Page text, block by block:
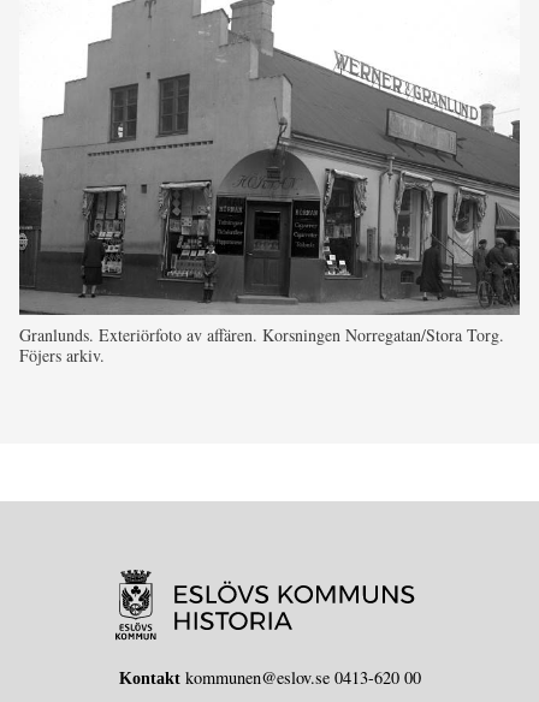
Granlunds. Exteriörfoto av affären. Korsningen Norregatan/Stora Torg.
Föjers arkiv.
Kontaktkommunen@eslov.se 0413-620 00